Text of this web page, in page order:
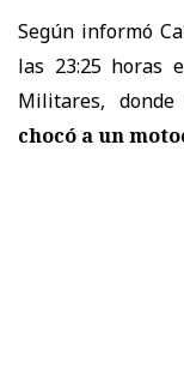
Según informó
las 23:25 horas
Militares, donde
chocó a un